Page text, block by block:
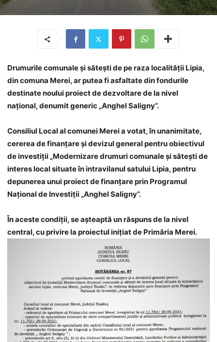
Drumurile comunale și sătești de pe raza localității Lipia,
din comuna Merei, ar putea fi asfaltate din fondurile
destinate noului proiect de dezvoltare de la nivel
național, denumit generic „Anghel Saligny”.
Consiliul Local al comunei Merei a votat, în unanimitate,
cererea de finanțare și devizul general pentru obiectivul
de investiții „Modernizare drumuri comunale și sătești de
interes local situate în intravilanul satului Lipia, pentru
depunerea unui proiect de finanțare prin Programul
Național de Investiții „Anghel Saligny”.
În aceste condiții, se așteaptă un răspuns de la nivel
central, cu privire la proiectul inițiat de Primăria Merei.